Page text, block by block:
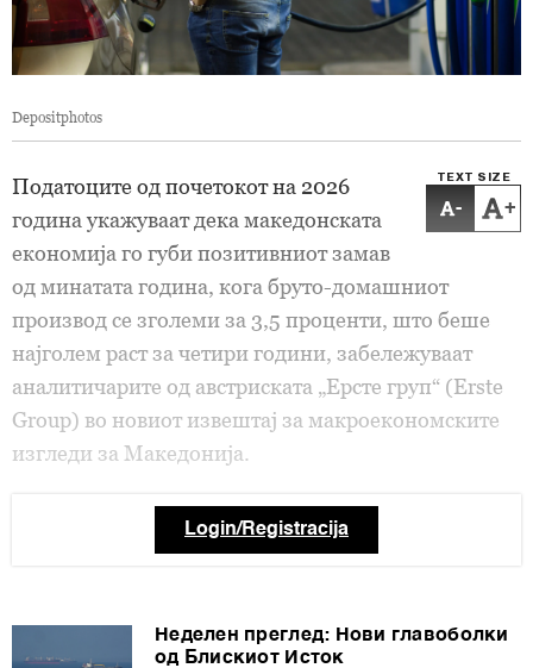
Depositphotos
TEXT SIZE
- +
Податоците од почетокот на 2026
година укажуваат дека македонската
економија го губи позитивниот замав
од минатата година, кога бруто-домашниот
производ се зголеми за 3,5 проценти, што беше
најголем раст за четири години, забележуваат
аналитичарите од австриската „Ерсте груп“ (Erste
Group) во новиот извештај за макроекономските
изгледи за Македонија.
Login/Registracija
Неделен преглед: Нови главоболки
од Блискиот Исток